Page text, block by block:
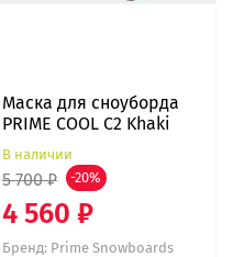
Маска для сноуборда
PRIME COOL C2 Khaki
В наличии
5 700 ₽ -20%
4 560 ₽
Бренд:Prime Snowboards